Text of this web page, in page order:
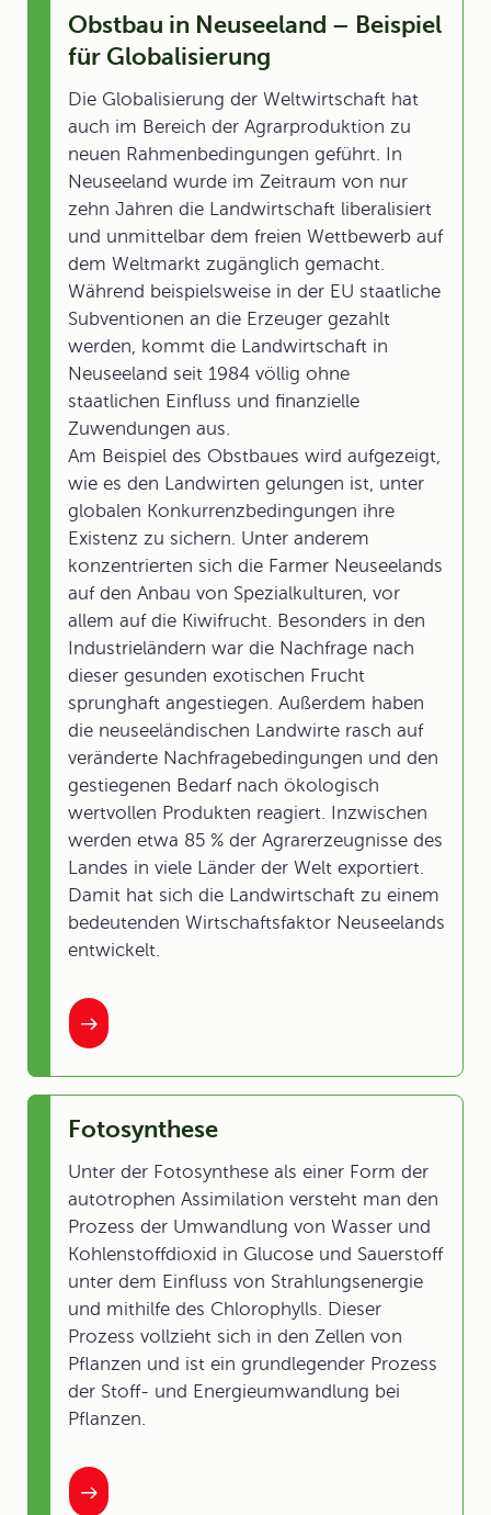
Obstbau in Neuseeland – Beispiel
für Globalisierung
Die Globalisierung der Weltwirtschaft hat
auch im Bereich der Agrarproduktion zu
neuen Rahmenbedingungen geführt. In
Neuseeland wurde im Zeitraum von nur
zehn Jahren die Landwirtschaft liberalisiert
und unmittelbar dem freien Wettbewerb auf
dem Weltmarkt zugänglich gemacht.
Während beispielsweise in der EU staatliche
Subventionen an die Erzeuger gezahlt
werden, kommt die Landwirtschaft in
Neuseeland seit 1984 völlig ohne
staatlichen Einfluss und finanzielle
Zuwendungen aus.
Am Beispiel des Obstbaues wird aufgezeigt,
wie es den Landwirten gelungen ist, unter
globalen Konkurrenzbedingungen ihre
Existenz zu sichern. Unter anderem
konzentrierten sich die Farmer Neuseelands
auf den Anbau von Spezialkulturen, vor
allem auf die Kiwifrucht. Besonders in den
Industrieländern war die Nachfrage nach
dieser gesunden exotischen Frucht
sprunghaft angestiegen. Außerdem haben
die neuseeländischen Landwirte rasch auf
veränderte Nachfragebedingungen und den
gestiegenen Bedarf nach ökologisch
wertvollen Produkten reagiert. Inzwischen
werden etwa 85 % der Agrarerzeugnisse des
Landes in viele Länder der Welt exportiert.
Damit hat sich die Landwirtschaft zu einem
bedeutenden Wirtschaftsfaktor Neuseelands
entwickelt.
Fotosynthese
Unter der Fotosynthese als einer Form der
autotrophen Assimilation versteht man den
Prozess der Umwandlung von Wasser und
Kohlenstoffdioxid in Glucose und Sauerstoff
unter dem Einfluss von Strahlungsenergie
und mithilfe des Chlorophylls. Dieser
Prozess vollzieht sich in den Zellen von
Pflanzen und ist ein grundlegender Prozess
der Stoff- und Energieumwandlung bei
Pflanzen.